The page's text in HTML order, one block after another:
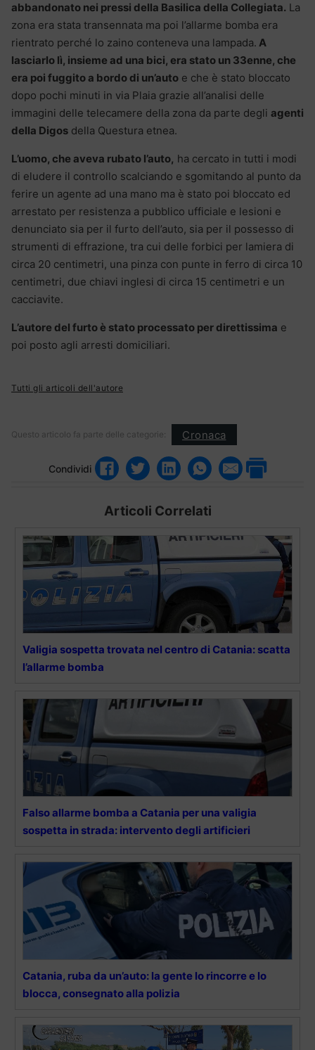
abbandonato nei pressi della Basilica della Collegiata. La
zona era stata transennata ma poi l’allarme bomba era
rientrato perché lo zaino conteneva una lampada. A
lasciarlo lì, insieme ad una bici, era stato un 33enne, che
era poi fuggito a bordo di un’auto e che è stato bloccato
dopo pochi minuti in via Plaia grazie all’analisi delle
immagini delle telecamere della zona da parte degli agenti
della Digos della Questura etnea.
L’uomo, che aveva rubato l’auto, ha cercato in tutti i modi
di eludere il controllo scalciando e sgomitando al punto da
ferire un agente ad una mano ma è stato poi bloccato ed
arrestato per resistenza a pubblico ufficiale e lesioni e
denunciato sia per il furto dell’auto, sia per il possesso di
strumenti di effrazione, tra cui delle forbici per lamiera di
circa 20 centimetri, una pinza con punte in ferro di circa 10
centimetri, due chiavi inglesi di circa 15 centimetri e un
cacciavite.
L’autore del furto è stato processato per direttissima e
poi posto agli arresti domiciliari.
Tutti gli articoli dell'autore
Questo articolo fa parte delle categorie: Cronaca
Condividi
Articoli Correlati
Valigia sospetta trovata nel centro di Catania: scatta
l’allarme bomba
Falso allarme bomba a Catania per una valigia
sospetta in strada: intervento degli artificieri
Catania, ruba da un’auto: la gente lo rincorre e lo
blocca, consegnato alla polizia